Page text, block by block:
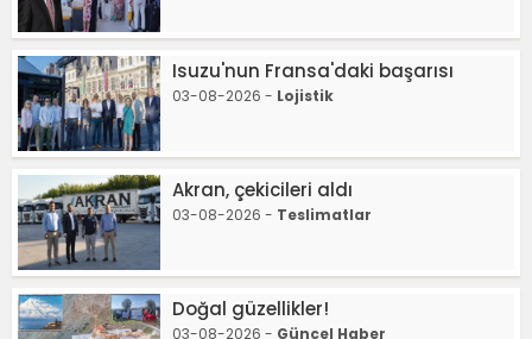
Isuzu'nun Fransa'daki başarısı
03-08-2026 - Lojistik
Akran, çekicileri aldı
03-08-2026 - Teslimatlar
Doğal güzellikler!
03-08-2026 - Güncel Haber